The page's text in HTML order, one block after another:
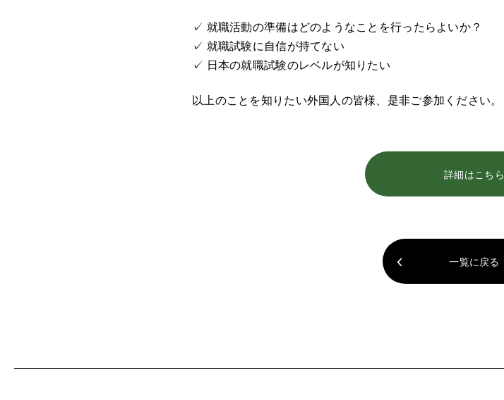
✓ 就職活動の準備はどのようなことを行ったらよいか？
✓ 就職試験に自信が持てない
✓ 日本の就職試験のレベルが知りたい
以上のことを知りたい外国人の皆様、是非ご参加ください。
詳細はこちら
一覧に戻る